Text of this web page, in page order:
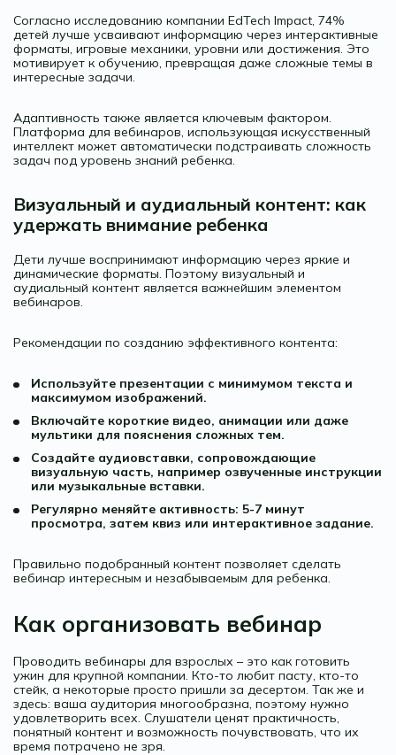
Согласно исследованию компании EdTech Impact, 74%
детей лучше усваивают информацию через интерактивные
форматы, игровые механики, уровни или достижения. Это
мотивирует к обучению, превращая даже сложные темы в
интересные задачи.
Адаптивность также является ключевым фактором.
Платформа для вебинаров, использующая искусственный
интеллект может автоматически подстраивать сложность
задач под уровень знаний ребенка.
Визуальный и аудиальный контент: как
удержать внимание ребенка
Дети лучше воспринимают информацию через яркие и
динамические форматы. Поэтому визуальный и
аудиальный контент является важнейшим элементом
вебинаров.
Рекомендации по созданию эффективного контента:
Используйте презентации с минимумом текста и
максимумом изображений.
Включайте короткие видео, анимации или даже
мультики для пояснения сложных тем.
Создайте аудиовставки, сопровождающие
визуальную часть, например озвученные инструкции
или музыкальные вставки.
Регулярно меняйте активность: 5-7 минут
просмотра, затем квиз или интерактивное задание.
Правильно подобранный контент позволяет сделать
вебинар интересным и незабываемым для ребенка.
Как организовать вебинар
Проводить вебинары для взрослых – это как готовить
ужин для крупной компании. Кто-то любит пасту, кто-то
стейк, а некоторые просто пришли за десертом. Так же и
здесь: ваша аудитория многообразна, поэтому нужно
удовлетворить всех. Слушатели ценят практичность,
понятный контент и возможность почувствовать, что их
время потрачено не зря.